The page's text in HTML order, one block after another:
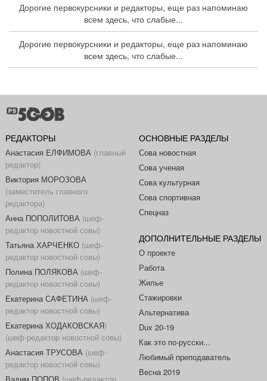
Дорогие первокурсники и редакторы, еще раз напоминаю
всем здесь, что слабые...
Дорогие первокурсники и редакторы, еще раз напоминаю
всем здесь, что слабые...
РЕДАКТОРЫ
Анастасия ЕЛФИМОВА (главный
редактор)
Виктория МОРОЗОВА
(заместитель главного
редактора)
Анна ПОПОЛИТОВА (шеф-
редактор новостной совы)
Татьяна ХАРЧЕНКО(шеф-
редактор новостной совы)
Полина ПОЛЯКОВА (шеф-
редактор новостной совы)
Екатерина САФЕТИНА (шеф-
редактор новостной совы)
Екатерина ХОДАКОВСКАЯ)
(шеф-редактор новостной совы)
Анастасия ТРУСОВА (шеф-
редактор новостной совы)
ОСНОВНЫЕ РАЗДЕЛЫ
Сова новостная
Сова ученая
Сова культурная
Сова спортивная
Спецназ
ДОПОЛНИТЕЛЬНЫЕ РАЗДЕЛЫ
О проекте
Работа
Жилье
Стажировки
Альтернатива
Dux 20-19
Как это по-русски...
Любимый преподаватель
Весна 2019